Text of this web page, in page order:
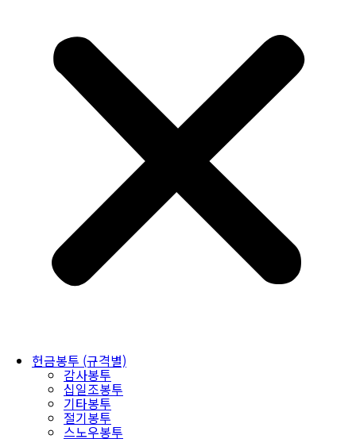
헌금봉투 (규격별)
감사봉투
십일조봉투
기타봉투
절기봉투
스노우봉투